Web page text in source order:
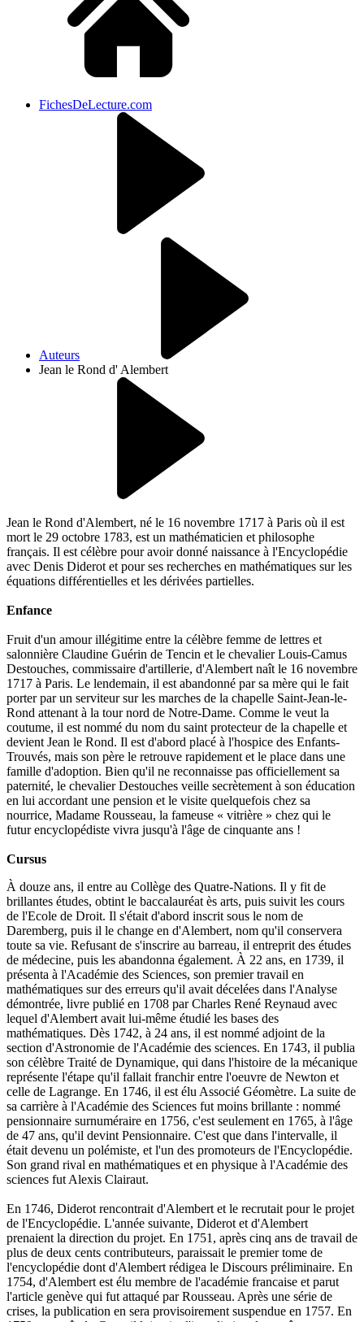
FichesDeLecture.com
Auteurs
Jean le Rond d' Alembert
Jean le Rond d'Alembert, né le 16 novembre 1717 à Paris où il est
mort le 29 octobre 1783, est un mathématicien et philosophe
français. Il est célèbre pour avoir donné naissance à l'Encyclopédie
avec Denis Diderot et pour ses recherches en mathématiques sur les
équations différentielles et les dérivées partielles.
Enfance
Fruit d'un amour illégitime entre la célèbre femme de lettres et
salonnière Claudine Guérin de Tencin et le chevalier Louis-Camus
Destouches, commissaire d'artillerie, d'Alembert naît le 16 novembre
1717 à Paris. Le lendemain, il est abandonné par sa mère qui le fait
porter par un serviteur sur les marches de la chapelle Saint-Jean-le-
Rond attenant à la tour nord de Notre-Dame. Comme le veut la
coutume, il est nommé du nom du saint protecteur de la chapelle et
devient Jean le Rond. Il est d'abord placé à l'hospice des Enfants-
Trouvés, mais son père le retrouve rapidement et le place dans une
famille d'adoption. Bien qu'il ne reconnaisse pas officiellement sa
paternité, le chevalier Destouches veille secrètement à son éducation
en lui accordant une pension et le visite quelquefois chez sa
nourrice, Madame Rousseau, la fameuse « vitrière » chez qui le
futur encyclopédiste vivra jusqu'à l'âge de cinquante ans !
Cursus
À douze ans, il entre au Collège des Quatre-Nations. Il y fit de
brillantes études, obtint le baccalauréat ès arts, puis suivit les cours
de l'Ecole de Droit. Il s'était d'abord inscrit sous le nom de
Daremberg, puis il le change en d'Alembert, nom qu'il conservera
toute sa vie. Refusant de s'inscrire au barreau, il entreprit des études
de médecine, puis les abandonna également. À 22 ans, en 1739, il
présenta à l'Académie des Sciences, son premier travail en
mathématiques sur des erreurs qu'il avait décelées dans l'Analyse
démontrée, livre publié en 1708 par Charles René Reynaud avec
lequel d'Alembert avait lui-même étudié les bases des
mathématiques. Dès 1742, à 24 ans, il est nommé adjoint de la
section d'Astronomie de l'Académie des sciences. En 1743, il publia
son célèbre Traité de Dynamique, qui dans l'histoire de la mécanique
représente l'étape qu'il fallait franchir entre l'oeuvre de Newton et
celle de Lagrange. En 1746, il est élu Associé Géomètre. La suite de
sa carrière à l'Académie des Sciences fut moins brillante : nommé
pensionnaire surnuméraire en 1756, c'est seulement en 1765, à l'âge
de 47 ans, qu'il devint Pensionnaire. C'est que dans l'intervalle, il
était devenu un polémiste, et l'un des promoteurs de l'Encyclopédie.
Son grand rival en mathématiques et en physique à l'Académie des
sciences fut Alexis Clairaut.
En 1746, Diderot rencontrait d'Alembert et le recrutait pour le projet
de l'Encyclopédie. L'année suivante, Diderot et d'Alembert
prenaient la direction du projet. En 1751, après cinq ans de travail de
plus de deux cents contributeurs, paraissait le premier tome de
l'encyclopédie dont d'Alembert rédigea le Discours préliminaire. En
1754, d'Alembert est élu membre de l'académie francaise et parut
l'article genève qui fut attaqué par Rousseau. Après une série de
crises, la publication en sera provisoirement suspendue en 1757. En